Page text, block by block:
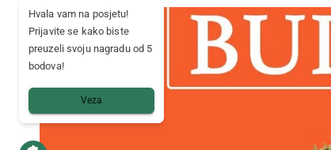
Hvala vam na posjetu!
Prijavite se kako biste
preuzeli svoju nagradu od 5
bodova!
Veza